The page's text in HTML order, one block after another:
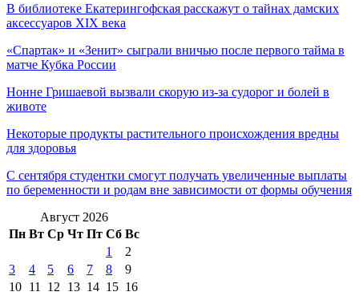
В библиотеке Екатерингофская расскажут о тайнах дамских
аксессуаров XIX века
«Спартак» и «Зенит» сыграли вничью после первого тайма в
матче Кубка России
Нонне Гришаевой вызвали скорую из-за судорог и болей в
животе
Некоторые продукты растительного происхождения вредны
для здоровья
С сентября студентки смогут получать увеличенные выплаты
по беременности и родам вне зависимости от формы обучения
Август 2026
Пн Вт Ср Чт Пт Сб Вс
1
2
3
4 5 6 7 8
9
10 11 12 13 14 15 16